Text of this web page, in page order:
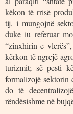
këkon të rrisë
tij, i mungojnë
duke iu referuar
“zinxhirin e
kërkon të ngrejë
turizmit; së pesti
formalizojë sektorin
do të
rëndësishme në